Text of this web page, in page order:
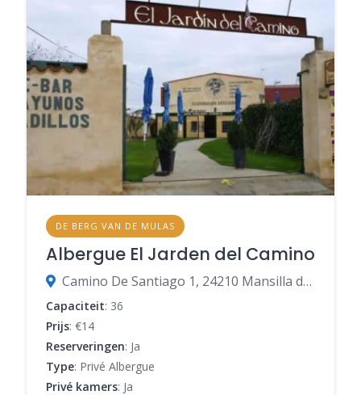
DE BERG VAN DE MULAS
Albergue El Jarden del Camino
Camino De Santiago 1, 24210 Mansilla de las Mulas, León, Spanje
Capaciteit: 36
Prijs: €14
Reserveringen: Ja
Type: Privé Albergue
Privé kamers: Ja